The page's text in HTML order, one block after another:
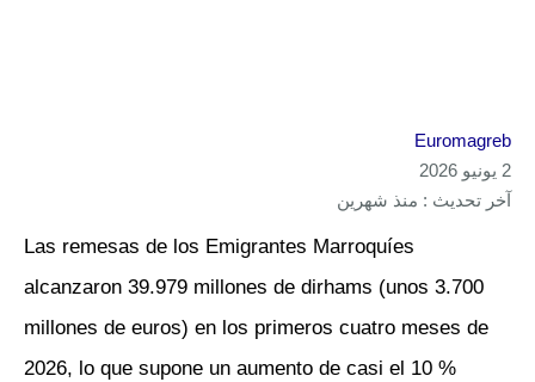
Euromagreb
2 يونيو 2026
آخر تحديث : منذ شهرين
Las remesas de los Emigrantes Marroquíes
alcanzaron 39.979 millones de dirhams (unos 3.700
millones de euros) en los primeros cuatro meses de
2026, lo que supone un aumento de casi el 10 %